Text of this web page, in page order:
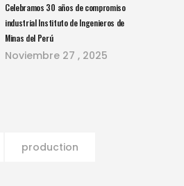
Celebramos 30 años de compromiso
industrial Instituto de Ingenieros de
Minas del Perú
Noviembre 27 , 2025
production